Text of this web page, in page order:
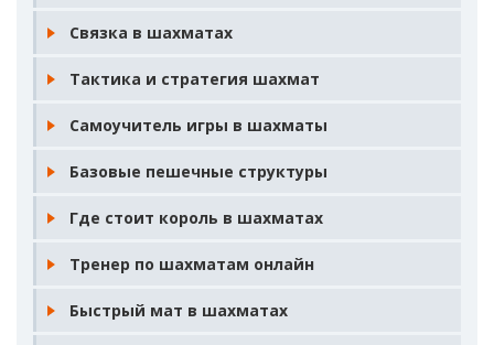
Связка в шахматах
Тактика и стратегия шахмат
Самоучитель игры в шахматы
Базовые пешечные структуры
Где стоит король в шахматах
Тренер по шахматам онлайн
Быстрый мат в шахматах